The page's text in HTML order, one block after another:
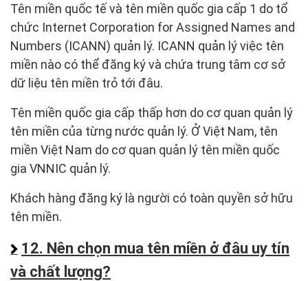
Tên miền quốc tế và tên miền quốc gia cấp 1 do tổ
chức Internet Corporation for Assigned Names and
Numbers (ICANN) quản lý. ICANN quản lý việc tên
miền nào có thể đăng ký và chứa trung tâm cơ sở
dữ liệu tên miền trỏ tới đâu.
Tên miền quốc gia cấp thấp hơn do cơ quan quản lý
tên miền của từng nước quản lý. Ở Việt Nam, tên
miền Việt Nam do cơ quan quản lý tên miền quốc
gia VNNIC quản lý.
Khách hàng đăng ký là người có toàn quyền sở hữu
tên miền.
12. Nên chọn mua tên miền ở đâu uy tín
và chất lượng?